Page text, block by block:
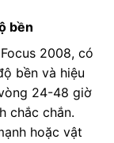
bền
2008, có
bền và hiệu
24-48 giờ
chắc chắn.
hoặc vật